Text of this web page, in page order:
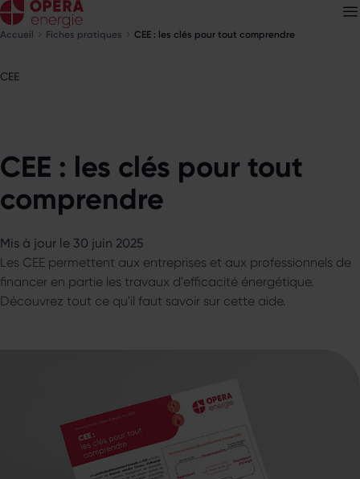
Accueil Fiches pratiques CEE : les clés pour tout comprendre
CEE
CEE : les clés pour tout
comprendre
Mis à jour le 30 juin 2025
Les CEE permettent aux entreprises et aux professionnels de
financer en partie les travaux d'efficacité énergétique.
Découvrez tout ce qu'il faut savoir sur cette aide.